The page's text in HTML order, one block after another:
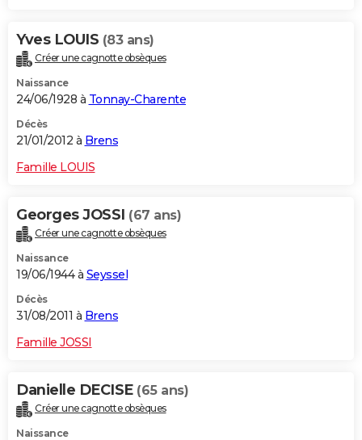
Yves LOUIS (83 ans)
Créer une cagnotte obsèques
Naissance
24/06/1928 à Tonnay-Charente
Décès
21/01/2012 à Brens
Famille LOUIS
Georges JOSSI (67 ans)
Créer une cagnotte obsèques
Naissance
19/06/1944 à Seyssel
Décès
31/08/2011 à Brens
Famille JOSSI
Danielle DECISE (65 ans)
Créer une cagnotte obsèques
Naissance